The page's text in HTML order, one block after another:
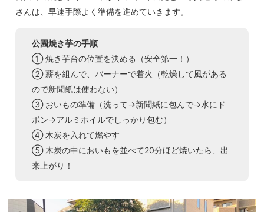
さんは、早速手際よく準備を進めていきます。
公園焼き芋の手順
① 焼き芋台の位置を決める（安全第一！）
② 薪を組んで、バーナーで着火（乾燥して風がある
ので新聞紙は使わない）
③ おいもの準備（洗って→新聞紙に包んで→水にド
ボン→アルミホイルでしっかり包む）
④ 木炭を入れて燃やす
⑤ 木炭の中においもを並べて20分ほど焼いたら、出
来上がり！